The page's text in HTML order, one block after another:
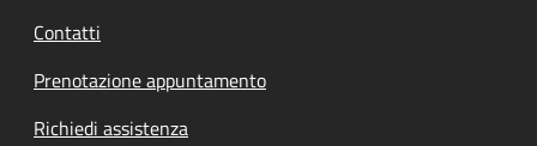
Contatti
Prenotazione appuntamento
Richiedi assistenza